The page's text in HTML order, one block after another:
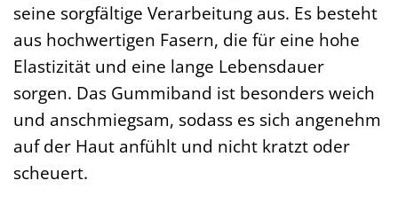
seine sorgfältige Verarbeitung aus. Es besteht
aus hochwertigen Fasern, die für eine hohe
Elastizität und eine lange Lebensdauer
sorgen. Das Gummiband ist besonders weich
und anschmiegsam, sodass es sich angenehm
auf der Haut anfühlt und nicht kratzt oder
scheuert.